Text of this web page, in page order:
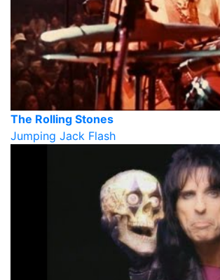
The Rolling Stones
Jumping Jack Flash